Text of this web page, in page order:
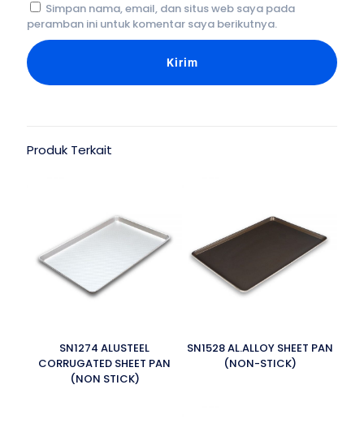
Simpan nama, email, dan situs web saya pada
peramban ini untuk komentar saya berikutnya.
Produk Terkait
SN1274 ALUSTEEL
CORRUGATED SHEET PAN
(NON STICK)
SN1528 AL.ALLOY SHEET PAN
(NON-STICK)